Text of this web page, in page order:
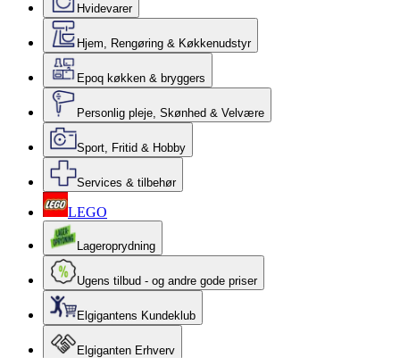
Hvidevarer
Hjem, Rengøring & Køkkenudstyr
Epoq køkken & bryggers
Personlig pleje, Skønhed & Velvære
Sport, Fritid & Hobby
Services & tilbehør
LEGO
Lageroprydning
Ugens tilbud - og andre gode priser
Elgigantens Kundeklub
Elgiganten Erhverv